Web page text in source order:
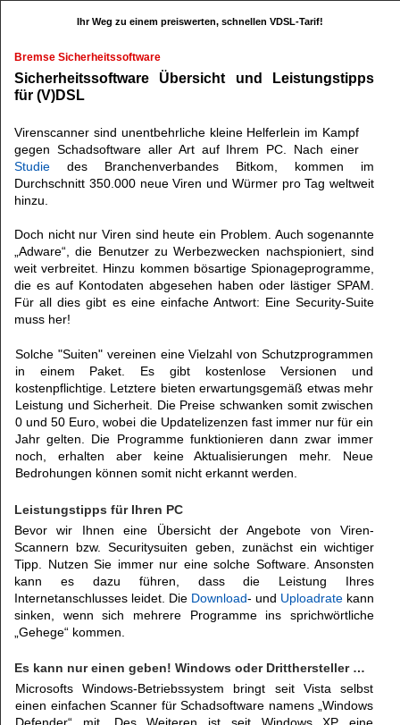
Ihr Weg zu einem preiswerten, schnellen VDSL-Tarif!
Bremse Sicherheitssoftware
Sicherheitssoftware Übersicht und Leistungstipps
für (V)DSL
Virenscanner sind unentbehrliche kleine Helferlein im Kampf
gegen Schadsoftware aller Art auf Ihrem PC. Nach einer
Studie des Branchenverbandes Bitkom, kommen im
Durchschnitt 350.000 neue Viren und Würmer pro Tag weltweit
hinzu.
Doch nicht nur Viren sind heute ein Problem. Auch sogenannte
„Adware“, die Benutzer zu Werbezwecken nachspioniert, sind
weit verbreitet. Hinzu kommen bösartige Spionageprogramme,
die es auf Kontodaten abgesehen haben oder lästiger SPAM.
Für all dies gibt es eine einfache Antwort: Eine Security-Suite
muss her!
Solche "Suiten" vereinen eine Vielzahl von Schutzprogrammen
in einem Paket. Es gibt kostenlose Versionen und
kostenpflichtige. Letztere bieten erwartungsgemäß etwas mehr
Leistung und Sicherheit. Die Preise schwanken somit zwischen
0 und 50 Euro, wobei die Updatelizenzen fast immer nur für ein
Jahr gelten. Die Programme funktionieren dann zwar immer
noch, erhalten aber keine Aktualisierungen mehr. Neue
Bedrohungen können somit nicht erkannt werden.
Leistungstipps für Ihren PC
Bevor wir Ihnen eine Übersicht der Angebote von Viren-
Scannern bzw. Securitysuiten geben, zunächst ein wichtiger
Tipp. Nutzen Sie immer nur eine solche Software. Ansonsten
kann es dazu führen, dass die Leistung Ihres
Internetanschlusses leidet. Die Download- und Uploadrate kann
sinken, wenn sich mehrere Programme ins sprichwörtliche
„Gehege“ kommen.
Es kann nur einen geben! Windows oder Dritthersteller …
Microsofts Windows-Betriebssystem bringt seit Vista selbst
einen einfachen Scanner für Schadsoftware namens „Windows